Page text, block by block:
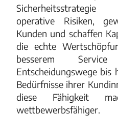
operative Risiken,
Kunden und schaffen
die echte
besserem
Entscheidungswege
Bedürfnisse ihrer
diese Fähigkeit
wettbewerbsfähiger.